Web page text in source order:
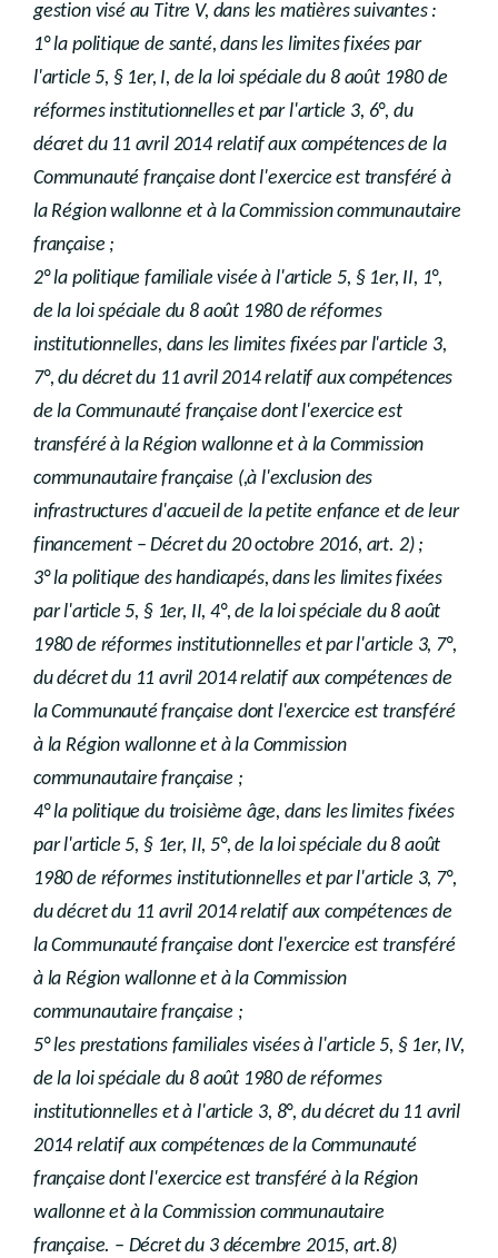
gestion visé au Titre V, dans les matières suivantes :
1° la politique de santé, dans les limites fixées par
l'article 5, § 1er, I, de la loi spéciale du 8 août 1980 de
réformes institutionnelles et par l'article 3, 6°, du
décret du 11 avril 2014 relatif aux compétences de la
Communauté française dont l'exercice est transféré à
la Région wallonne et à la Commission communautaire
française ;
2° la politique familiale visée à l'article 5, § 1er, II, 1°,
de la loi spéciale du 8 août 1980 de réformes
institutionnelles, dans les limites fixées par l'article 3,
7°, du décret du 11 avril 2014 relatif aux compétences
de la Communauté française dont l'exercice est
transféré à la Région wallonne et à la Commission
communautaire française (,à l'exclusion des
infrastructures d'accueil de la petite enfance et de leur
financement – Décret du 20 octobre 2016, art. 2) ;
3° la politique des handicapés, dans les limites fixées
par l'article 5, § 1er, II, 4°, de la loi spéciale du 8 août
1980 de réformes institutionnelles et par l'article 3, 7°,
du décret du 11 avril 2014 relatif aux compétences de
la Communauté française dont l'exercice est transféré
à la Région wallonne et à la Commission
communautaire française ;
4° la politique du troisième âge, dans les limites fixées
par l'article 5, § 1er, II, 5°, de la loi spéciale du 8 août
1980 de réformes institutionnelles et par l'article 3, 7°,
du décret du 11 avril 2014 relatif aux compétences de
la Communauté française dont l'exercice est transféré
à la Région wallonne et à la Commission
communautaire française ;
5° les prestations familiales visées à l'article 5, § 1er, IV,
de la loi spéciale du 8 août 1980 de réformes
institutionnelles et à l'article 3, 8°, du décret du 11 avril
2014 relatif aux compétences de la Communauté
française dont l'exercice est transféré à la Région
wallonne et à la Commission communautaire
française. – Décret du 3 décembre 2015, art.8)